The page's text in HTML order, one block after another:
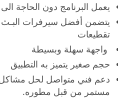
يعمل البرنامج دون الحاجة
يتضمن أفضل سيرفرات البـث
تقطيعات
واجهة سهلة وبسيطة
حجم صغير يتميز به التطبيق
دعم فني متواصل لحل
مستمر من قبل مطوره.